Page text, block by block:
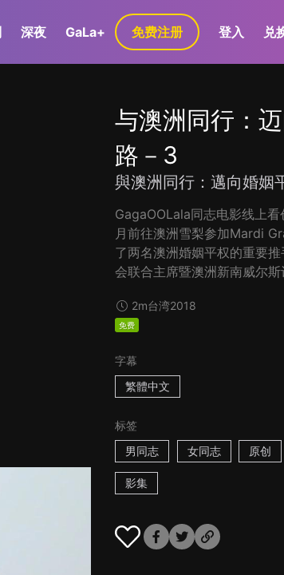
深夜 GaLa+ 免费注册 登入 兑
与澳洲同行：
路－3
與澳洲同行：邁向婚姻
GagaOOLala同志电影线上
月前往澳洲雪梨参加Mardi
了两名澳洲婚姻平权的重要
会联合主席暨澳洲新南威尔斯
2m台湾2018
免费
字幕
繁體中文
标签
男同志
女同志 原创
影集